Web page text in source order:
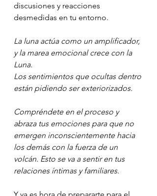
discusiones y reacciones
desmedidas en tu entorno.
La luna actúa como un amplificador,
y la marea emocional crece con la
Luna.
Los sentimientos que ocultas dentro
están pidiendo ser exteriorizados.
Compréndete en el proceso y
abraza tus emociones para que no
emergen inconscientemente hacia
los demás con la fuerza de un
volcán. Esto se va a sentir en tus
relaciones íntimas y familiares.